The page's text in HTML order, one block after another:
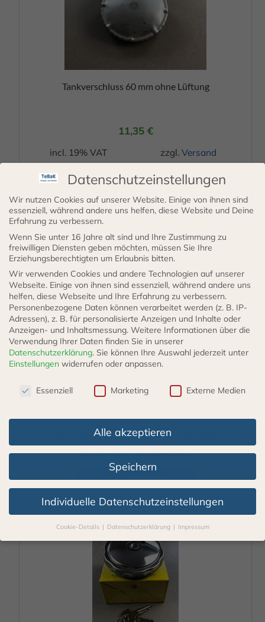
Tankverschluss 60 mm ohne Lüftung
11,35 €
incl. 19% VAT zzgl. Versand
Tankverschluß 60 mm mit Lüftung abschließbar
35,55€
incl. 19% VAT zzgl.
Lieferzeit: 3 - 5 Werktage
IN DEN WARENKORB
Datenschutzeinstellungen
Wir nutzen Cookies auf unserer Website. Einige von ihnen sind
essenziell, während andere uns helfen, diese Website und Deine
Erfahrung zu verbessern.
Wenn Sie unter 16 Jahre alt sind und Ihre Zustimmung zu
freiwilligen Diensten geben möchten, müssen Sie Ihre
Erziehungsberechtigten um Erlaubnis bitten.
Wir verwenden Cookies und andere Technologien auf unserer
Webseite. Einige von ihnen sind essenziell, während andere uns
helfen, diese Webseite und Ihre Erfahrung zu verbessern.
Personenbezogene Daten können verarbeitet werden (z. B. IP-
Adressen), z. B. für personalisierte Anzeigen und Inhalte oder
Anzeigen- und Inhaltsmessung. Weitere Informationen über die
Verwendung Ihrer Daten finden Sie in unserer
Datenschutzerklärung. Sie können Ihre Auswahl jederzeit unter
Einstellungen widerrufen oder anpassen.
Essenziell Marketing Externe Medien
Alle akzeptieren
Speichern
Individuelle Datenschutzeinstellungen
Cookie-Details Datenschutzerklärung Impressum
Datenschutzeinstellungen
Wenn Sie unter 16 Jahre alt sind und Ihre Zustimmung zu
freiwilligen Diensten geben möchten, müssen Sie Ihre
Erziehungsberechtigten um Erlaubnis bitten.
Wir verwenden Cookies und andere Technologien auf unserer
Webseite. Einige von ihnen sind essenziell, während andere uns
helfen, diese Webseite und Ihre Erfahrung zu verbessern.